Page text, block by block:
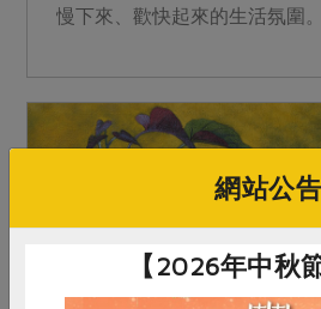
慢下來、歡快起來的生活氛圍
網站公告
【2026年中秋